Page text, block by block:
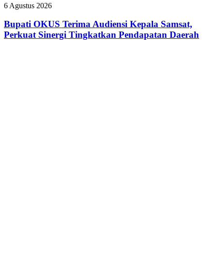
Lewat
Transformasi
Digital
Bupati
Terima
Audiensi
Kepala
6 Agustus 2026
Bupati OKUS Terima Audiensi Kepala Samsat,
Perkuat Sinergi Tingkatkan Pendapatan Daerah